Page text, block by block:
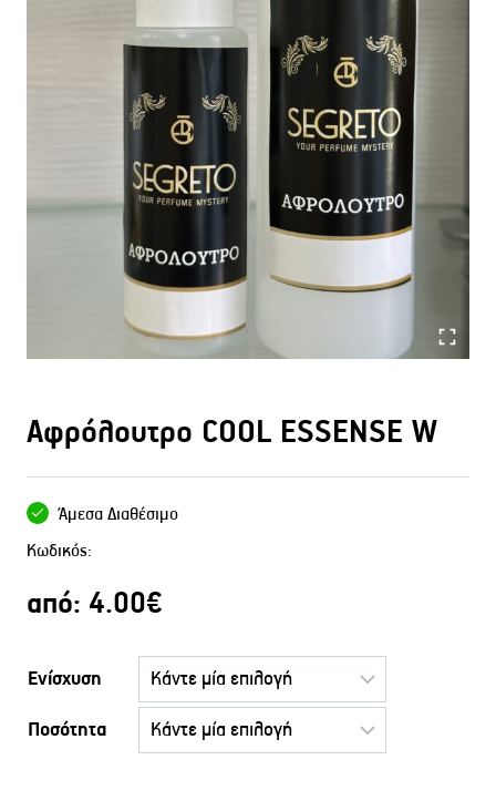
Αφρόλουτρο COOL ESSENSE W
Άμεσα Διαθέσιμο
Κωδικός:
από: 4.00€
Ενίσχυση
Ποσότητα